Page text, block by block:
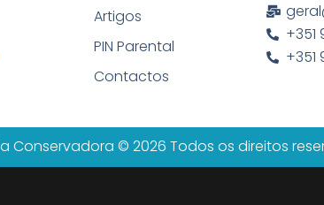
Artigos
PIN Parental
Contactos
+351
+351
Conservadora © 2026 Todos os direitos